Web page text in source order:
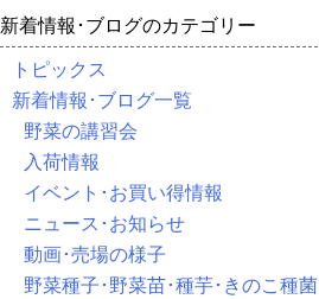
新着情報･ブログのカテゴリー
トピックス
新着情報･ブログ一覧
野菜の講習会
入荷情報
イベント･お買い得情報
ニュース･お知らせ
動画･売場の様子
野菜種子･野菜苗･種芋･きのこ種菌